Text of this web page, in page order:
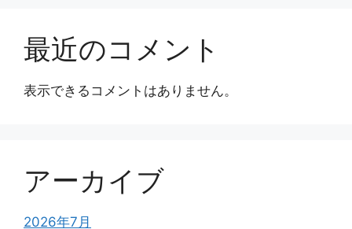
最近のコメント
表示できるコメントはありません。
アーカイブ
2026年7月